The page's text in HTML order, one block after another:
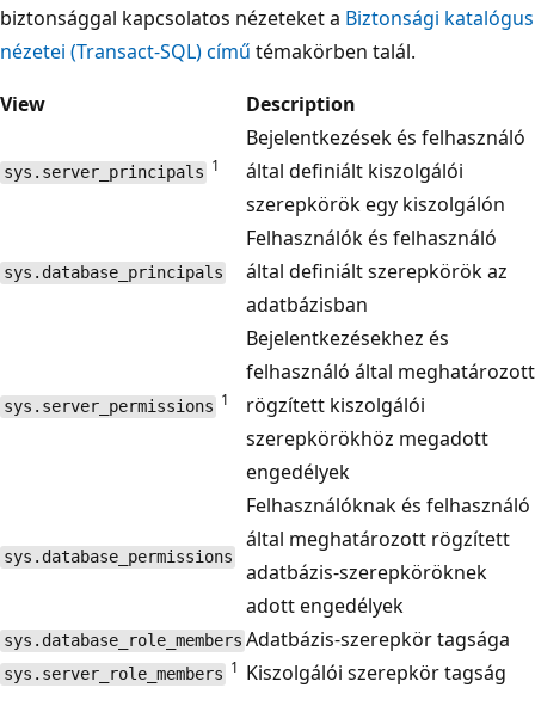
biztonsággal kapcsolatos nézeteket a Biztonsági katalógus
nézetei (Transact-SQL) című témakörben talál.
View
Description
sys.server_principals 1
Bejelentkezések és felhasználó
által definiált kiszolgálói
szerepkörök egy kiszolgálón
sys.database_principals
Felhasználók és felhasználó
által definiált szerepkörök az
adatbázisban
sys.server_permissions 1
Bejelentkezésekhez és
felhasználó által meghatározott
rögzített kiszolgálói
szerepkörökhöz megadott
engedélyek
sys.database_permissions
Felhasználóknak és felhasználó
által meghatározott rögzített
adatbázis-szerepköröknek
adott engedélyek
sys.database_role_members Adatbázis-szerepkör tagsága
sys.server_role_members 1 Kiszolgálói szerepkör tagság